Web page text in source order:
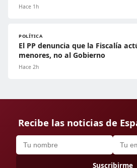
Hace 1h
POLÍTICA
El PP denuncia que la Fiscalía
menores, no al Gobierno
Hace 2h
Recibe las noticias de
Suscribirme